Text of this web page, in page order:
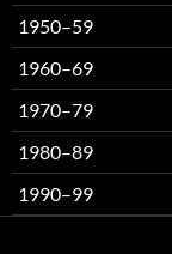
1950–59
1960–69
1970–79
1980–89
1990–99